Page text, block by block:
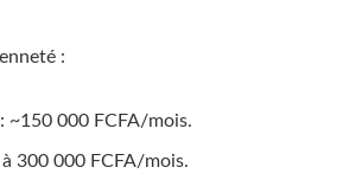
:
~150 000 FCFA/mois.
300 000 FCFA/mois.